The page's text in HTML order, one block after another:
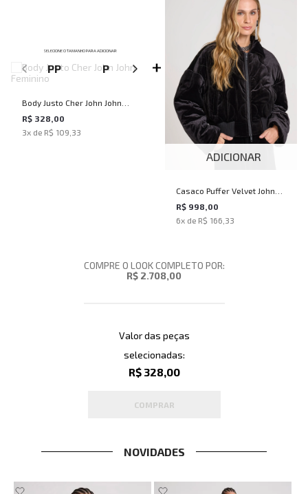
SELECIONE O TAMANHO PARA ADICIONAR
PP P M G
Body Justo Cher John John
Feminino
R$ 328,00
3x de R$ 109,33
ADICIONAR
Casaco Puffer Velvet John
John Feminino
R$ 998,00
6x de R$ 166,33
COMPRE O LOOK COMPLETO POR:
R$ 2.708,00
Valor das peças
selecionadas:
R$ 328,00
COMPRAR
NOVIDADES